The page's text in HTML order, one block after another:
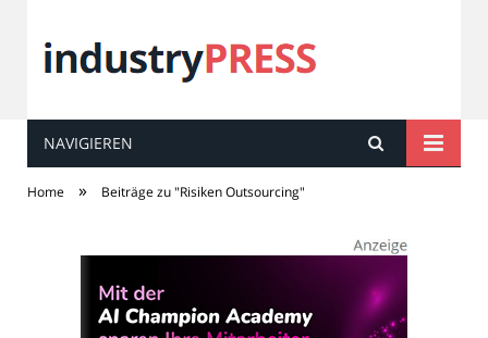
industryPRESS
NAVIGIEREN
Home » Beiträge zu "Risiken Outsourcing"